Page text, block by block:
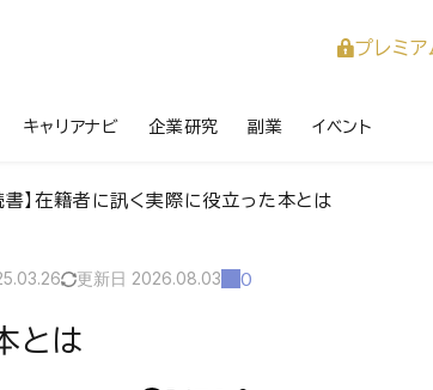
プレミ
キャリアナビ 企業研究 副業 イベント
書】在籍者に訊く実際に役立った本とは
更新日 2026.08.03 0
とは